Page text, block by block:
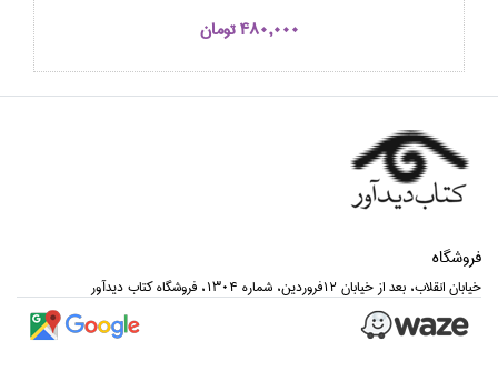
480,000 تومان
فروشگاه
خيابان انقلاب، بعد از خيابان 12فروردين، شماره 1304، فروشگاه كتاب ديدآور